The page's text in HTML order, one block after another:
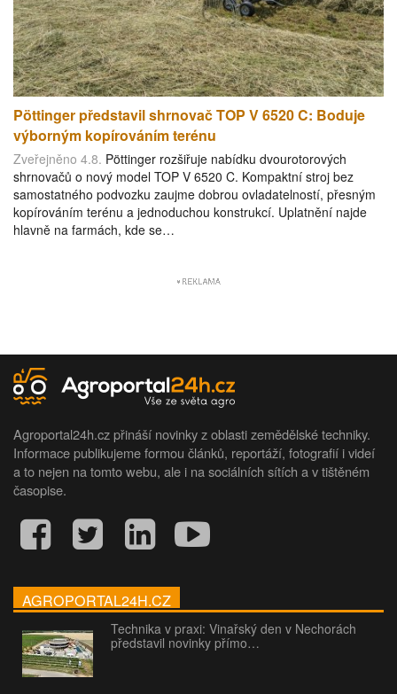
Pöttinger představil shrnovač TOP V 6520 C: Boduje
výborným kopírováním terénu
Zveřejněno 4.8. Pöttinger rozšiřuje nabídku dvourotorových
shrnovačů o nový model TOP V 6520 C. Kompaktní stroj bez
samostatného podvozku zaujme dobrou ovladatelností, přesným
kopírováním terénu a jednoduchou konstrukcí. Uplatnění najde
hlavně na farmách, kde se…
Agroportal24h.cz přináší novinky z oblasti zemědělské techniky.
Informace publikujeme formou článků, reportáží, fotografií i videí
a to nejen na tomto webu, ale i na sociálních sítích a v tištěném
časopise.
AGROPORTAL24H.CZ
Technika v praxi: Vinařský den v Nechorách
představil novinky přímo…